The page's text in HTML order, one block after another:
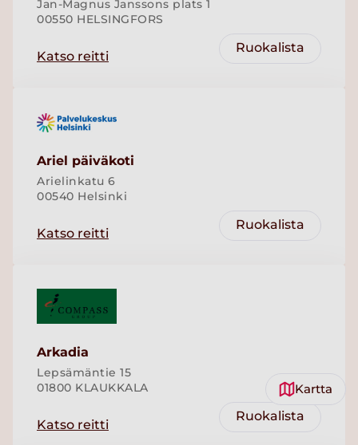
Jan-Magnus Janssons plats 1
Ariel päiväkoti
Arielinkatu 6
Arkadia
Lepsämäntie 15
Kartta